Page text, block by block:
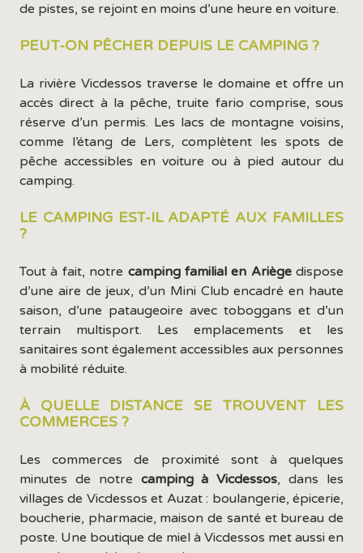
de pistes, se rejoint en moins d’une heure en voiture.
PEUT-ON PÊCHER DEPUIS LE CAMPING ?
La rivière Vicdessos traverse le domaine et offre un
accès direct à la pêche, truite fario comprise, sous
réserve d’un permis. Les lacs de montagne voisins,
comme l’étang de Lers, complètent les spots de
pêche accessibles en voiture ou à pied autour du
camping.
LE CAMPING EST-IL ADAPTÉ AUX FAMILLES
?
Tout à fait, notre camping familial en Ariègedispose
d’une aire de jeux, d’un Mini Club encadré en haute
saison, d’une pataugeoire avec toboggans et d’un
terrain multisport. Les emplacements et les
sanitaires sont également accessibles aux personnes
à mobilité réduite.
À QUELLE DISTANCE SE TROUVENT LES
COMMERCES ?
Les commerces de proximité sont à quelques
minutes de notre camping à Vicdessos, dans les
villages de Vicdessos et Auzat : boulangerie, épicerie,
boucherie, pharmacie, maison de santé et bureau de
poste. Une boutique de miel à Vicdessos met aussi en